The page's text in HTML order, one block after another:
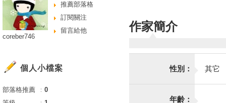
作家簡介
性別： 其它
年齡：
推薦部落格
訂閱關注
留言給他
coreber746
個人小檔案
部落格推薦 ： 0